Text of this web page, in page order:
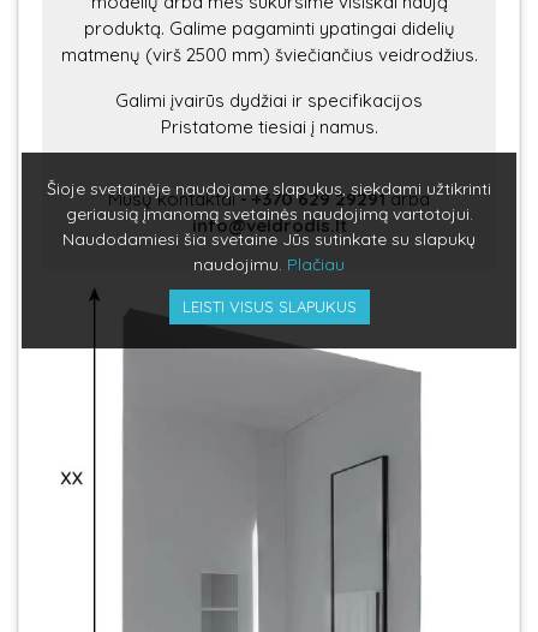
produktą. Galime pagaminti ypatingai didelių
matmenų (virš 2500 mm) šviečiančius veidrodžius.
Galimi įvairūs dydžiai ir specifikacijos
Pristatome tiesiai į namus.
Mūsų kontaktai-+370 629 29291arba
info@veidrodis.lt
Šioje svetainėje naudojame slapukus, siekdami užtikrinti
geriausią įmanomą svetainės naudojimą vartotojui.
Naudodamiesi šia svetaine Jūs sutinkate su slapukų
naudojimu. Plačiau
LEISTI VISUS SLAPUKUS